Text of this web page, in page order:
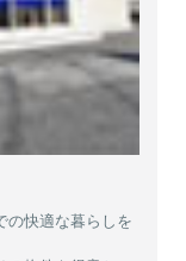
の快適な暮らしを